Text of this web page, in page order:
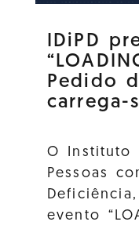
IDiPD
Pedido
carrega-
O Instituto
Pessoas
evento